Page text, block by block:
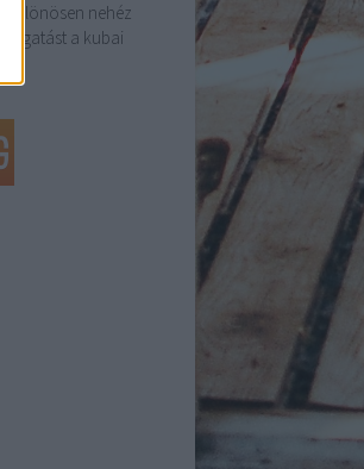
különösen nehéz
a kubai